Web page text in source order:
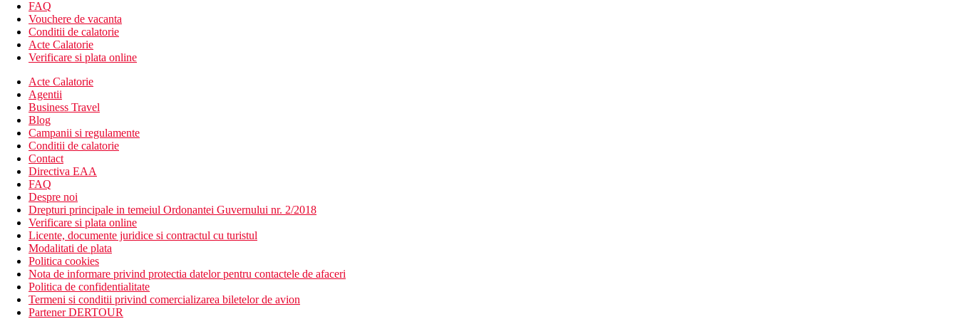
sauna si baie turceasca
sala de sport
parcare/garaj (contra cost)
Mic dejun tip bufet, posibilitatea de a cumpara demipensiune.
Activitati sportive gratuite
plaja
sala de fitness
Activitati sportive contra cost
masaj
sauna
baie turceasca/baie de aburi
sporturi nautice pe plaja
Masa
Mic dejun tip bufet, posibilitatea de a achizitiona demipensiune.
Categoria oficiala
5 stele
FAQ
Vouchere de vacanta
Conditii de calatorie
Acte Calatorie
Verificare si plata online
Acte Calatorie
Agentii
Business Travel
Blog
Campanii si regulamente
Conditii de calatorie
Contact
Directiva EAA
FAQ
Despre noi
Drepturi principale in temeiul Ordonantei Guvernului nr. 2/2018
Verificare si plata online
Licente, documente juridice si contractul cu turistul
Modalitati de plata
Politica cookies
Nota de informare privind protectia datelor pentru contactele de afaceri
Politica de confidentialitate
Termeni si conditii privind comercializarea biletelor de avion
Partener DERTOUR